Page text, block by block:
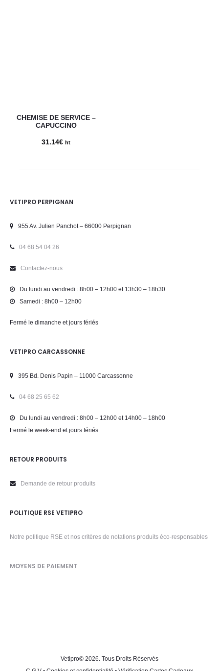
CHEMISE DE SERVICE –
CAPUCCINO
31.14€ ht
VETIPRO PERPIGNAN
955 Av. Julien Panchot – 66000 Perpignan
04 68 54 04 26
Contactez-nous
Du lundi au vendredi : 8h00 – 12h00 et 13h30 – 18h30
Samedi : 8h00 – 12h00
Fermé le dimanche et jours fériés
VETIPRO CARCASSONNE
395 Bd. Denis Papin – 11000 Carcassonne
04 68 25 65 62
Du lundi au vendredi : 8h00 – 12h00 et 14h00 – 18h00
Fermé le week-end et jours fériés
RETOUR PRODUITS
Demande de retour produits
POLITIQUE RSE VETIPRO
Notre politique RSE et nos critères de notations produits éco-responsables
MOYENS DE PAIEMENT
Vetipro© 2026. Tous Droits Réservés